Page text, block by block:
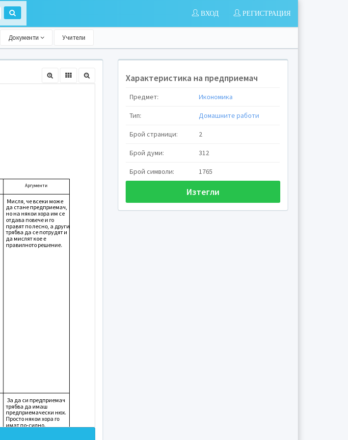
РЕГИСТРАЦИЯ
ВХОД
Документи Учители
Аргументи
Мисля, че всеки може
да стане предприемач,
но на някои хора им се
отдава повече и го
правят по лесно, а други
трябва да се потрудят и
да мислят кое е
правилното решение.
За да си предприемач
трябва да имаш
предприемачески нюх.
Просто някои хора го
имат по-силно.
Характеристика на предприемач
Предмет: Икономика
Тип: Домашните работи
Брой страници: 2
Брой думи: 312
Брой символи: 1765
Изтегли